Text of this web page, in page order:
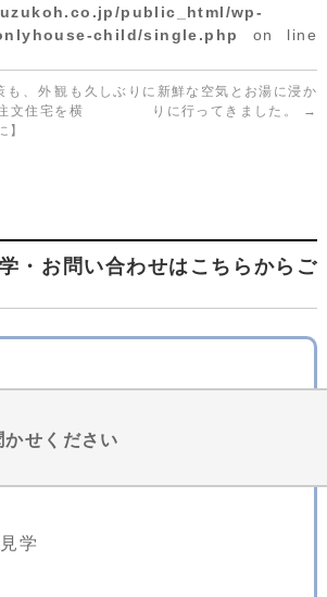
public_html/wp-
child/single.php
on line
も、外観も
文住宅を横
】
久しぶりに新鮮な空気とお湯に浸か
りに行ってきました。
→
・お問い合わせはこちらからご
かせください
学